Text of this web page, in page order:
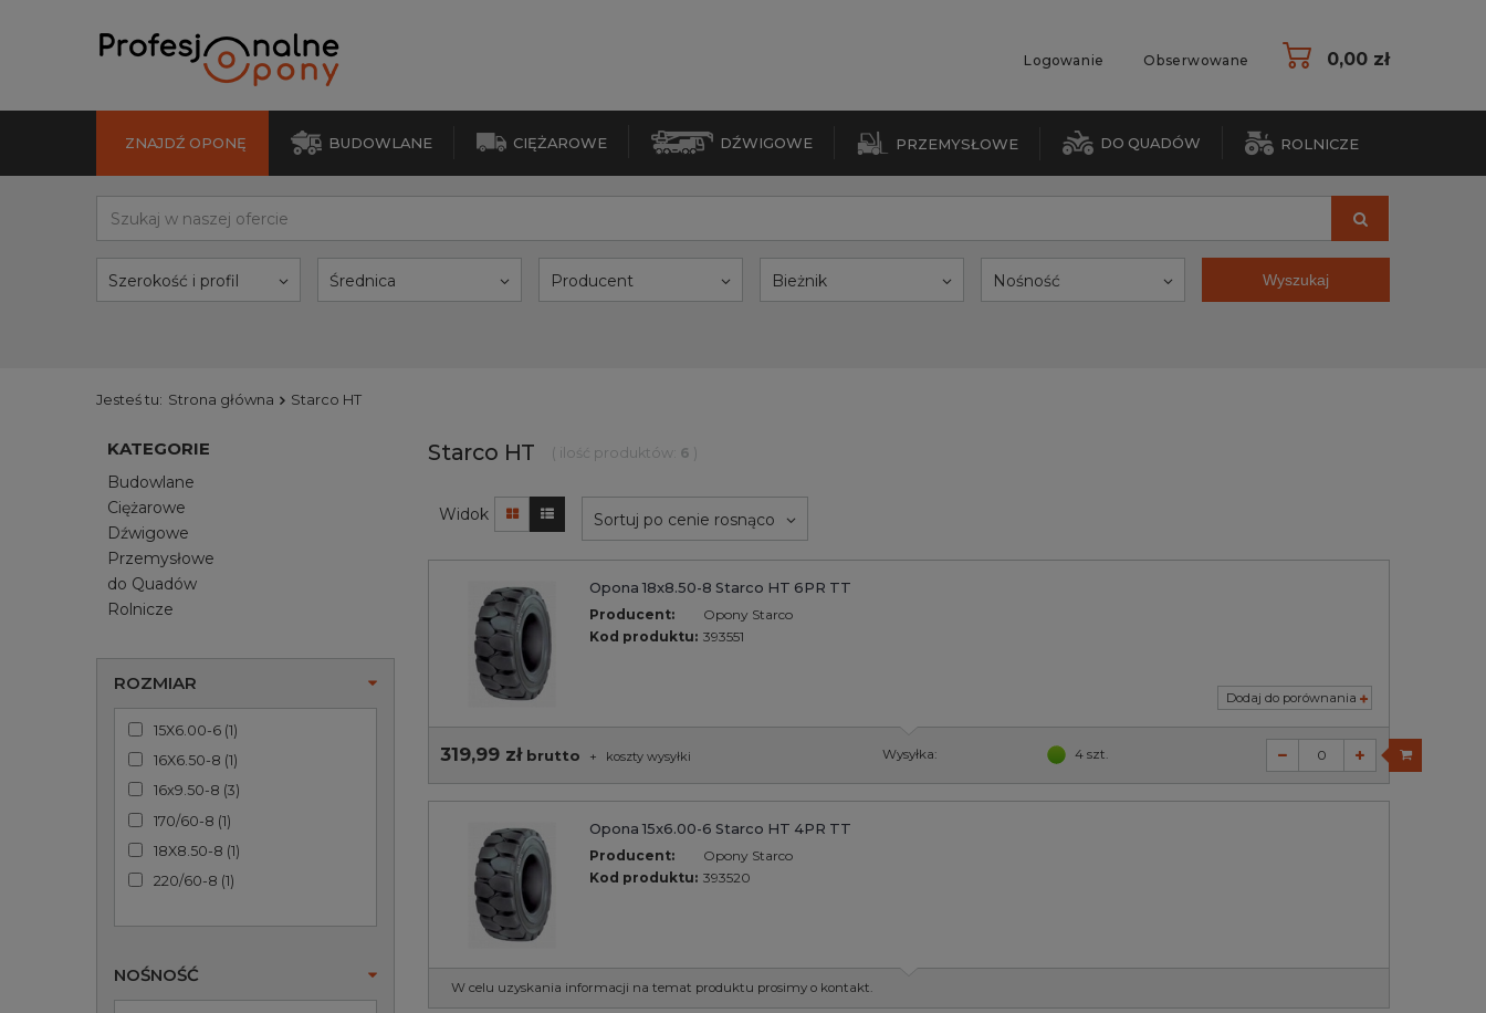
Logowanie Obserwowane 0,00 zł
ZNAJDŹ OPONĘ BUDOWLANE CIĘŻAROWE DŹWIGOWE PRZEMYSŁOWE DO QUADÓW ROLNICZE
Szerokość i profil Średnica Producent Bieżnik Nośność Wyszukaj
Jesteś tu: Strona główna Starco HT
KATEGORIE
Budowlane
Ciężarowe
Dźwigowe
Przemysłowe
do Quadów
Rolnicze
ROZMIAR
15X6.00-6 (1)
16X6.50-8 (1)
16x9.50-8 (3)
170/60-8 (1)
18X8.50-8 (1)
220/60-8 (1)
NOŚNOŚĆ
Starco HT ( ilość produktów: 6 )
Widok Sortuj po cenie rosnąco
Opona 18x8.50-8 Starco HT 6PR TT
Producent:
Opony Starco
Kod produktu: 393551
Dodaj do porównania
319,99 złbrutto + koszty wysyłki Wysyłka: 4 szt.
Opona 15x6.00-6 Starco HT 4PR TT
Producent:
Opony Starco
Kod produktu: 393520
W celu uzyskania informacji na temat produktu prosimy o kontakt.